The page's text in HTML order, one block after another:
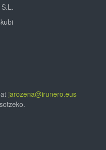
jarozena@irunero.eus